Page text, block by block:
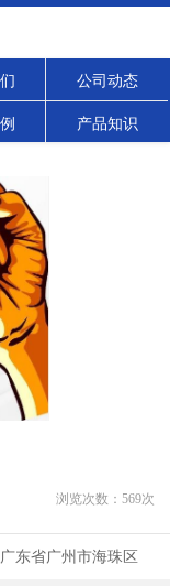
公司动态
产品知识
浏览次数： 569次
广东省广州市海珠区